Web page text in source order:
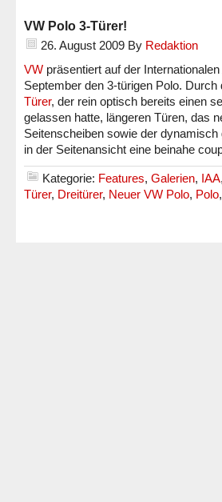
VW Polo 3-Türer!
26. August 2009 By Redaktion
VW präsentiert auf der
September den 3-türigen Polo. Durch
Türer, der rein optisch bereits einen
gelassen hatte, längeren Türen, das
Seitenscheiben sowie der
in der Seitenansicht eine beinahe
Kategorie: Features, Galerien, IAA,
Türer, Dreitürer, Neuer VW Polo, Polo,